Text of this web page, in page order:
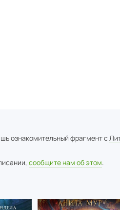
ознакомительный фрагмент с
сообщите нам об этом.